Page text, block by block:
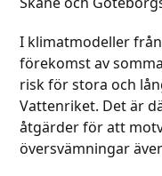
I klimatmodeller
förekomst av
risk för stora och
Vattenriket. Det är
åtgärder för att
översvämningar